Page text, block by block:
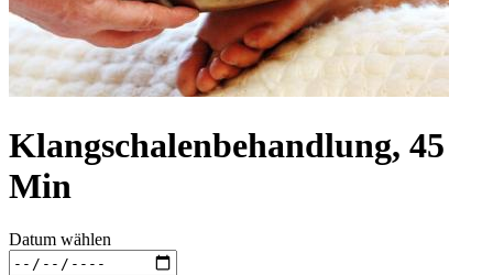
Klangschalenbehandlung, 45
Min
Datum wählen